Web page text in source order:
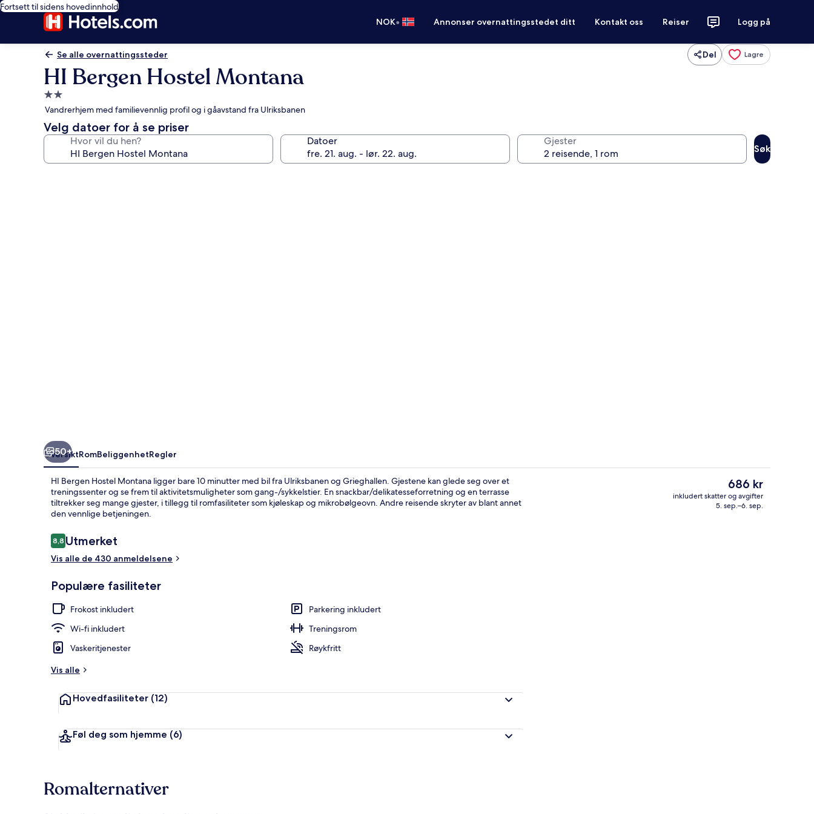
Fortsett til sidens hovedinnhold
NOK• Annonser overnattingsstedet ditt Kontakt oss Reiser Logg på
Se alle overnattingssteder Del Lagre
HI Bergen Hostel Montana
Overnattingssted
med
2.0
stjerner
Vandrerhjem med familievennlig profil og i gåavstand fra Ulriksbanen
Velg datoer for å se priser
Hvor vil du hen? Datoer Gjester
Søk
50+
OversiktRomBeliggenhetRegler
HI Bergen Hostel Montana ligger bare 10 minutter med bil fra Ulriksbanen og Grieghallen. Gjestene kan glede seg over et
treningssenter og se frem til aktivitetsmuligheter som gang-/sykkelstier. En snackbar/delikatesseforretning og en terrasse
tiltrekker seg mange gjester, i tillegg til romfasiliteter som kjøleskap og mikrobølgeovn. Andre reisende skryter av blant annet
den vennlige betjeningen.
Anmeldelser
8,88,8 av 10 –
Utmerket
Vis alle de 430 anmeldelsene
Populære fasiliteter
Frokost inkludert
Parkering inkludert
Wi-fi inkludert
Treningsrom
Vaskeritjenester
Røykfritt
Vis alle
Hovedfasiliteter (12)
Føl deg som hjemme (6)
Den
nåværende
prisen
686 kr
inkludert skatter og avgifter
5. sep.–6. sep.
Romalternativer